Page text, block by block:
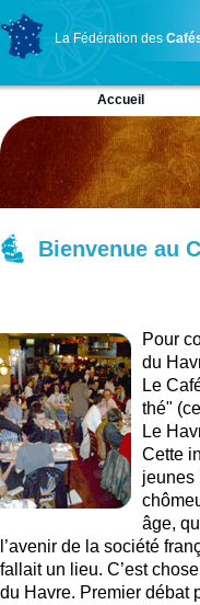
La Fédération des
Accueil
Bienvenue au
Pour
du
Le
thé"
Le
Cette
jeunes
âge,
l’avenir de la société
fallait un lieu. C’est
du Havre. Premier débat